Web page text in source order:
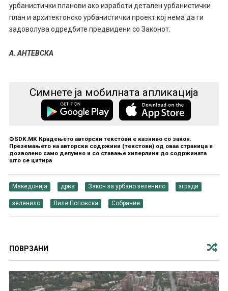
урбанистички планови ако изработи детален урбанистички
план и архитектонско урбанистички проект кој нема да ги
задоволува одредбите предвидени со Законот.
А. АНТЕВСКА
Симнете ја мобилната апликација
©SDK.MK Крадењето авторски текстови е казниво со закон.
Преземањето на авторски содржини (текстови) од оваа страница е
дозволено само делумно и со ставање хиперлинк до содржината
што се цитира
Македонија дрва Закон за урбано зеленило згради
зеленило Лиле Поповска Собрание
ПОВРЗАНИ